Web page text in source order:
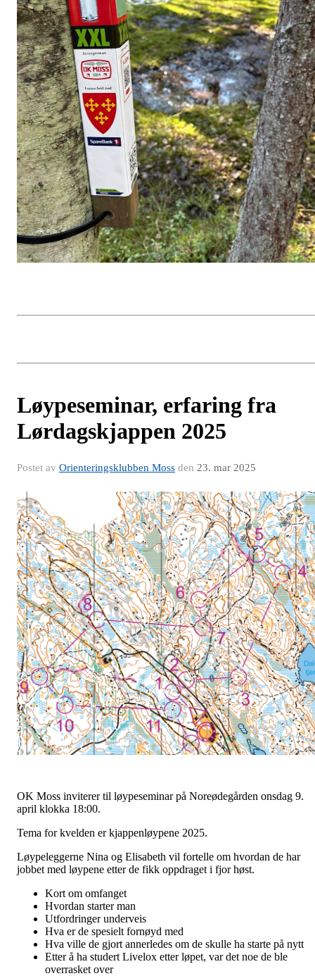
Løypeseminar, erfaring fra
Lørdagskjappen 2025
Postet av Orienteringsklubben Moss den 23. mar 2025
OK Moss inviterer til løypeseminar på Noreødegården onsdag 9.
april klokka 18:00.
Tema for kvelden er kjappenløypene 2025.
Løypeleggerne Nina og Elisabeth vil fortelle om hvordan de har
jobbet med løypene etter de fikk oppdraget i fjor høst.
Kort om omfanget
Hvordan starter man
Utfordringer underveis
Hva er de spesielt fornøyd med
Hva ville de gjort annerledes om de skulle ha starte på nytt
Etter å ha studert Livelox etter løpet, var det noe de ble
overrasket over